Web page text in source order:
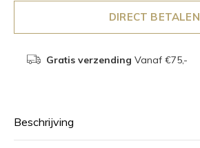
DIRECT BETALEN
Gratis verzending Vanaf €75,-
Beschrijving